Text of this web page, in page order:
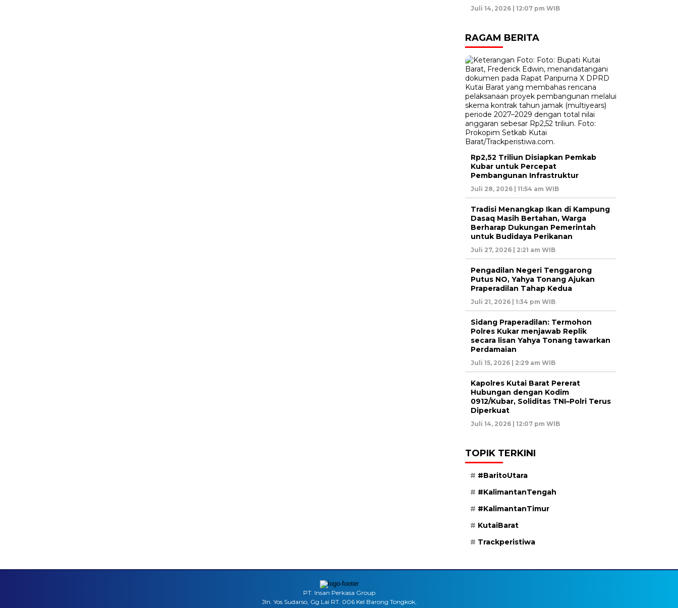
Juli 14, 2026 | 12:07 pm WIB
RAGAM BERITA
Rp2,52 Triliun Disiapkan Pemkab
Kubar untuk Percepat
Pembangunan Infrastruktur
Juli 28, 2026 | 11:54 am WIB
Tradisi Menangkap Ikan di Kampung
Dasaq Masih Bertahan, Warga
Berharap Dukungan Pemerintah
untuk Budidaya Perikanan
Juli 27, 2026 | 2:21 am WIB
Pengadilan Negeri Tenggarong
Putus NO, Yahya Tonang Ajukan
Praperadilan Tahap Kedua
Juli 21, 2026 | 1:34 pm WIB
Sidang Praperadilan: Termohon
Polres Kukar menjawab Replik
secara lisan Yahya Tonang tawarkan
Perdamaian
Juli 15, 2026 | 2:29 am WIB
Kapolres Kutai Barat Pererat
Hubungan dengan Kodim
0912/Kubar, Soliditas TNI–Polri Terus
Diperkuat
Juli 14, 2026 | 12:07 pm WIB
TOPIK TERKINI
#BaritoUtara
#KalimantanTengah
#KalimantanTimur
KutaiBarat
Trackperistiwa
PT. Insan Perkasa Group
Jln. Yos Sudarso, Gg Lai RT. 006 Kel Barong Tongkok,